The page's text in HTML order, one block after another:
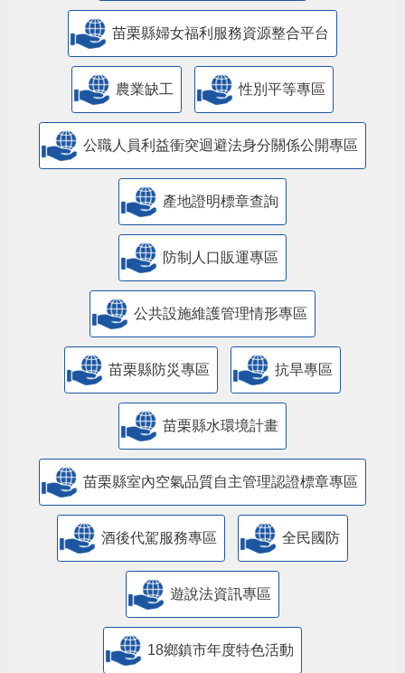
苗栗縣婦女福利服務資源整合平台
農業缺工 性別平等專區
公職人員利益衝突迴避法身分關係公開專區
產地證明標章查詢
防制人口販運專區
​公共設施維護管理情形專區
苗栗縣防災專區 抗旱專區
苗栗縣水環境計畫
苗栗縣室內空氣品質自主管理認證標章專區
酒後代駕服務專區 全民國防
遊說法資訊專區
18鄉鎮市年度特色活動